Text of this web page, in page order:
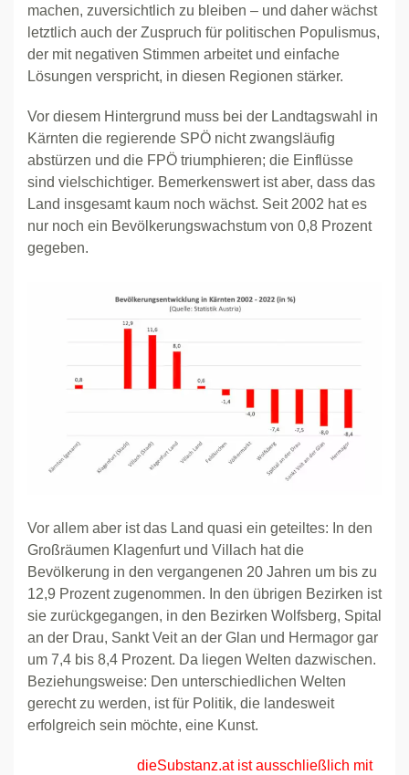
machen, zuversichtlich zu bleiben – und daher wächst
letztlich auch der Zuspruch für politischen Populismus,
der mit negativen Stimmen arbeitet und einfache
Lösungen verspricht, in diesen Regionen stärker.
Vor diesem Hintergrund muss bei der Landtagswahl in
Kärnten die regierende SPÖ nicht zwangsläufig
abstürzen und die FPÖ triumphieren; die Einflüsse
sind vielschichtiger. Bemerkenswert ist aber, dass das
Land insgesamt kaum noch wächst. Seit 2002 hat es
nur noch ein Bevölkerungswachstum von 0,8 Prozent
gegeben.
Vor allem aber ist das Land quasi ein geteiltes: In den
Großräumen Klagenfurt und Villach hat die
Bevölkerung in den vergangenen 20 Jahren um bis zu
12,9 Prozent zugenommen. In den übrigen Bezirken ist
sie zurückgegangen, in den Bezirken Wolfsberg, Spital
an der Drau, Sankt Veit an der Glan und Hermagor gar
um 7,4 bis 8,4 Prozent. Da liegen Welten dazwischen.
Beziehungsweise: Den unterschiedlichen Welten
gerecht zu werden, ist für Politik, die landesweit
erfolgreich sein möchte, eine Kunst.
dieSubstanz.at ist ausschließlich mit